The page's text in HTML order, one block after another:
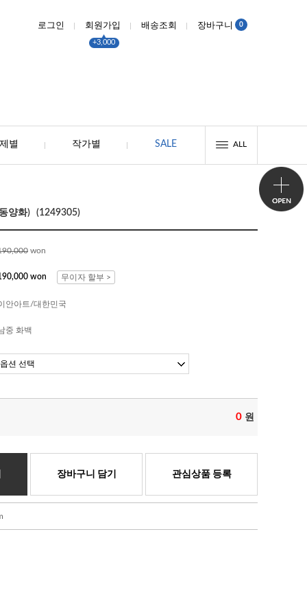
로그인 회원가입
+3,000
배송조회 장바구니 0
별 작가별 SALE ALL
양화) (1249305)
won
won 무이자 할부 >
안아트/대한민국
중 화백
0 원
장바구니 담기 관심상품 등록